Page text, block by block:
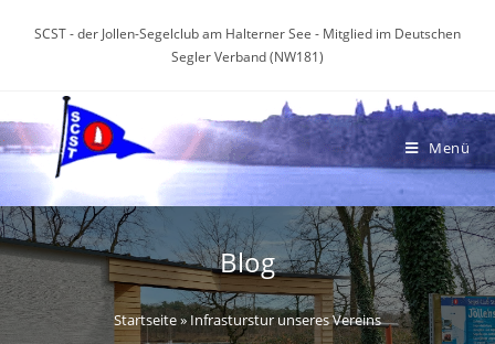
InhaltSCST - der Jollen-Segelclub am Halterner See - Mitglied im Deutschen
Segler Verband (NW181)
Menü
Blog
Startseite»Infrasturstur unseres Vereins